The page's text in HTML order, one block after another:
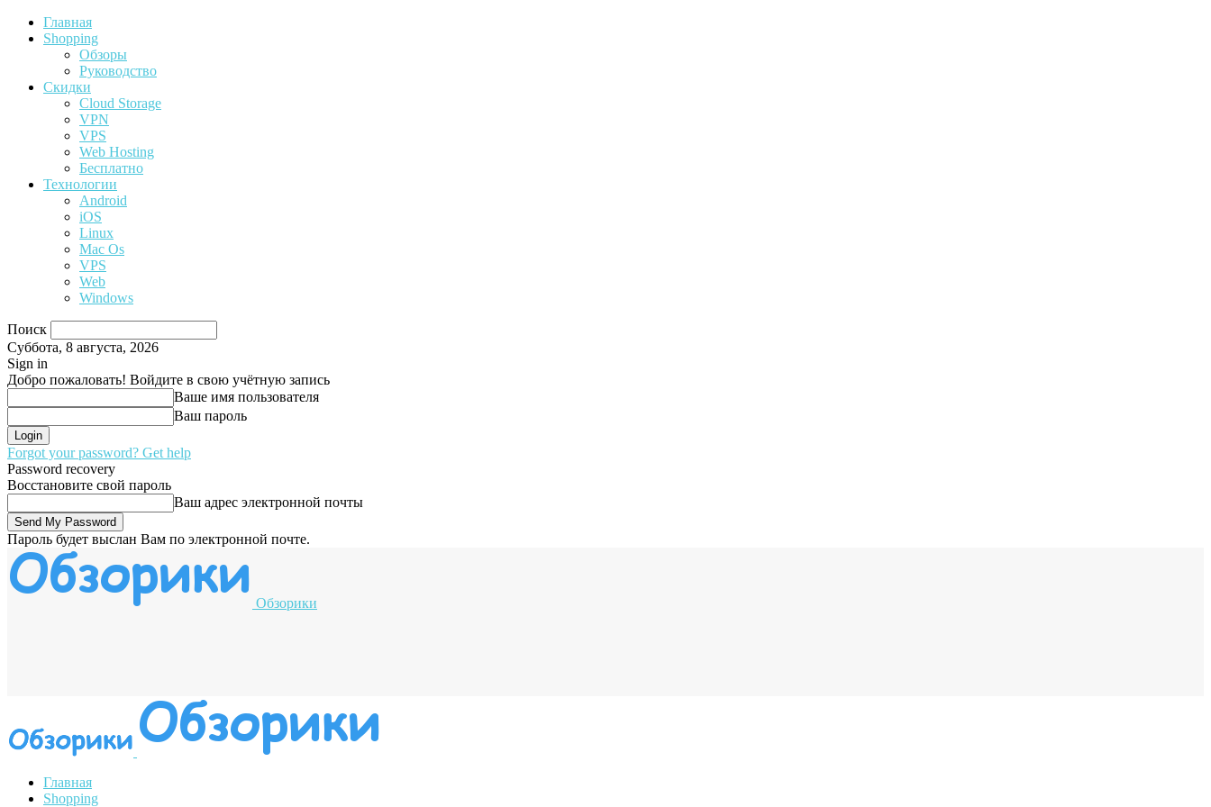
Главная
Shopping
Обзоры
Руководство
Скидки
Cloud Storage
VPN
VPS
Web Hosting
Бесплатно
Технологии
Android
iOS
Linux
Mac Os
VPS
Web
Windows
Поиск
Суббота, 8 августа, 2026
Sign in
Добро пожаловать! Войдите в свою учётную запись
Ваше имя пользователя
Ваш пароль
Forgot your password? Get help
Password recovery
Восстановите свой пароль
Ваш адрес электронной почты
Пароль будет выслан Вам по электронной почте.
Обзорики
Главная
Shopping